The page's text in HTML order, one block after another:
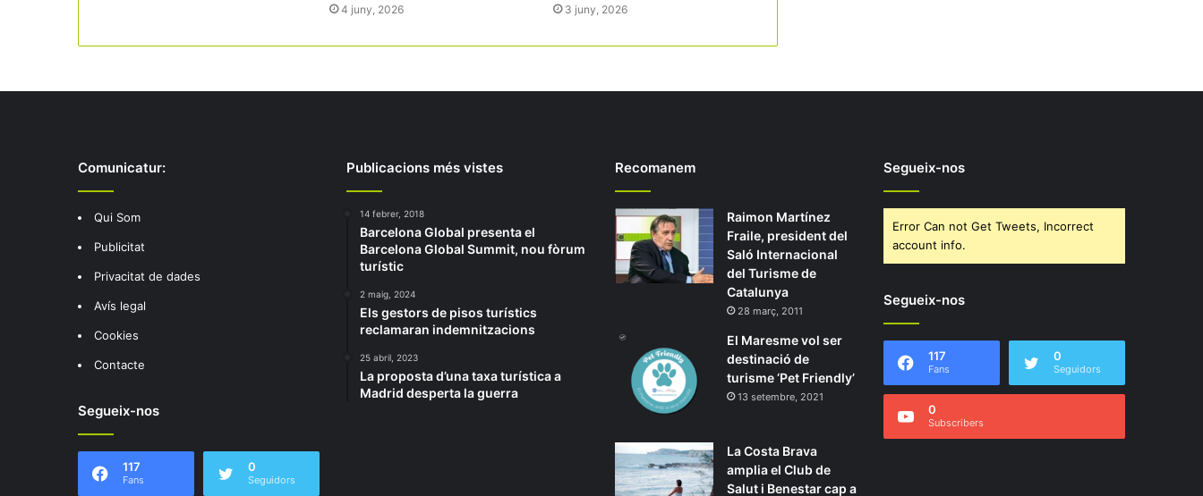
4 juny, 2026 3 juny, 2026
Comunicatur:
Qui Som
Publicitat
Privacitat de dades
Avís legal
Cookies
Contacte
Segueix-nos
117
Fans
0
Seguidors
Publicacions més vistes
14 febrer, 2018
Barcelona Global presenta el
Barcelona Global Summit, nou fòrum
turístic
2 maig, 2024
Els gestors de pisos turístics
reclamaran indemnitzacions
25 abril, 2023
La proposta d’una taxa turística a
Madrid desperta la guerra
Recomanem
Raimon Martínez
Fraile, president del
Saló Internacional
del Turisme de
Catalunya
28 març, 2011
El Maresme vol ser
destinació de
turisme ‘Pet Friendly’
13 setembre, 2021
La Costa Brava
amplia el Club de
Salut i Benestar cap a
Segueix-nos
Error Can not Get Tweets, Incorrect
account info.
Segueix-nos
117
Fans
0
Seguidors
0
Subscribers